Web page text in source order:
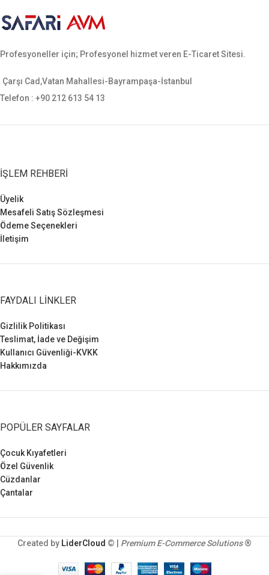
yavuz, baretta cz-75, glock, sig
ebatlı tabancalara uygundur.
Profesyoneller için; Profesyonel hizmet veren E-Ticaret Sitesi.
Çarşı Cad,Vatan Mahallesi-Bayrampaşa-İstanbul
Telefon : +90 212 613 54 13
İŞLEM REHBERI
Üyelik
Mesafeli Satış Sözleşmesi
Ödeme Seçenekleri
İletişim
FAYDALI LINKLER
Gizlilik Politikası
Teslimat, İade ve Değişim
Kullanıcı Güvenliği-KVKK
Hakkımızda
POPÜLER SAYFALAR
Çocuk Kıyafetleri
Özel Güvenlik
Cüzdanlar
Çantalar
Created by LiderCloud © | Premium E-Commerce Solutions®